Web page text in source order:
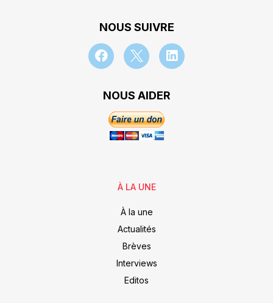
NOUS SUIVRE
NOUS AIDER
À LA UNE
À la une
Actualités
Brèves
Interviews
Editos